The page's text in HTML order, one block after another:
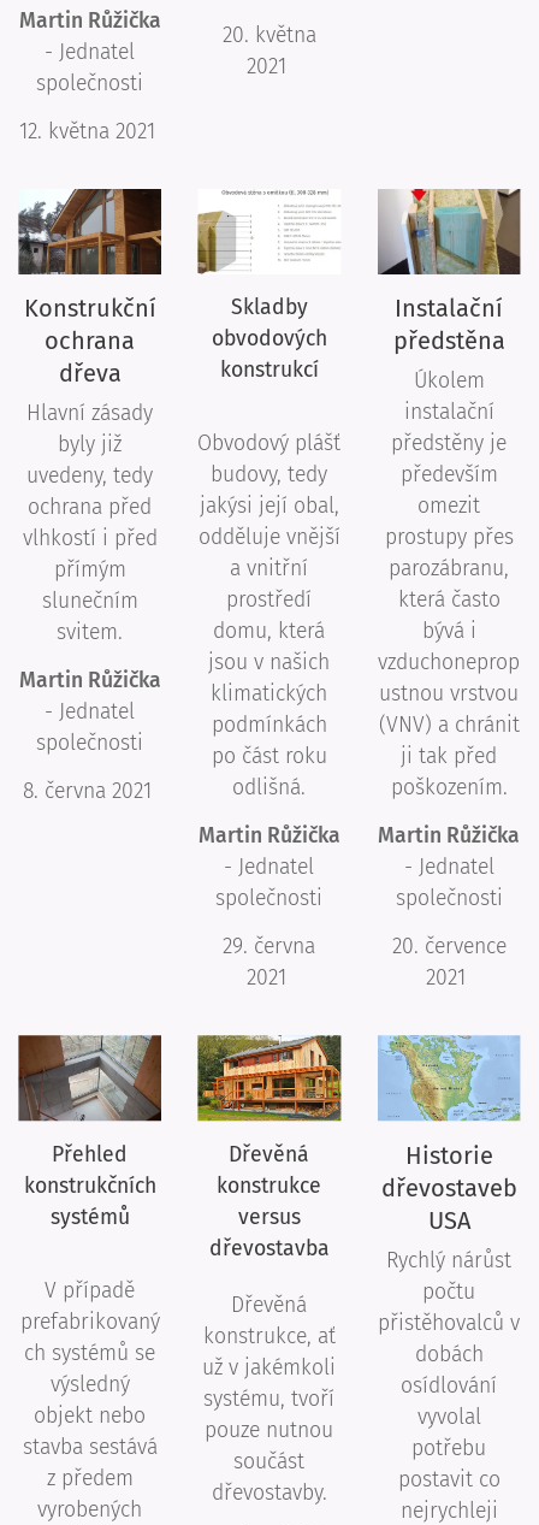
Martin Růžička
- Jednatel
společnosti
12. května 2021
20. května
2021
Konstrukční
ochrana
dřeva
Hlavní zásady
byly již
uvedeny, tedy
ochrana před
vlhkostí i před
přímým
slunečním
svitem.
Martin Růžička
- Jednatel
společnosti
8. června 2021
Skladby
obvodových
konstrukcí
Obvodový plášť
budovy, tedy
jakýsi její obal,
odděluje vnější
a vnitřní
prostředí
domu, která
jsou v našich
klimatických
podmínkách
po část roku
odlišná.
Martin Růžička
- Jednatel
společnosti
29. června
2021
Instalační
předstěna
Úkolem
instalační
předstěny je
především
omezit
prostupy přes
parozábranu,
která často
bývá i
vzduchoneprop
ustnou vrstvou
(VNV) a chránit
ji tak před
poškozením.
Martin Růžička
- Jednatel
společnosti
20. července
2021
Přehled
konstrukčních
systémů
V případě
prefabrikovaný
ch systémů se
výsledný
objekt nebo
stavba sestává
z předem
vyrobených
Dřevěná
konstrukce
versus
dřevostavba
Dřevěná
konstrukce, ať
už v jakémkoli
systému, tvoří
pouze nutnou
součást
dřevostavby.
Historie
dřevostaveb
USA
Rychlý nárůst
počtu
přistěhovalců v
dobách
osídlování
vyvolal
potřebu
postavit co
nejrychleji